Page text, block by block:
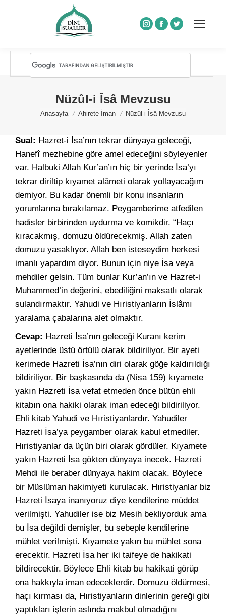
Instagram
Facebook
Twitter
Nüzûl-i Îsâ Mevzusu
You are here:
Anasayfa Ahirete İman Nüzûl-i Îsâ Mevzusu
Sual: Hazret-i İsa’nın tekrar dünyaya geleceği,
Hanefî mezhebine göre amel edeceğini söyleyenler
var. Halbuki Allah Kur’an’ın hiç bir yerinde İsa’yı
tekrar diriltip kıyamet alâmeti olarak yollayacağım
demiyor. Bu kadar önemli bir konu insanların
yorumlarına bırakılamaz. Peygamberime atfedilen
hadisler birbirinden uydurma ve komikdir. “Haçı
kıracakmış, domuzu öldürecekmiş. Allah zaten
domuzu yasaklıyor. Allah ben isteseydim herkesi
imanlı yapardım diyor. Bunun için niye İsa veya
mehdiler gelsin. Tüm bunlar Kur’an’ın ve Hazret-i
Muhammed’in değerini, ebediliğini maksatlı olarak
sulandırmaktır. Yahudi ve Hıristiyanların İslâmı
yaralama çabalarına alet olmaktır.
Cevap: Hazreti İsa’nın geleceği Kuranı kerim
ayetlerinde üstü örtülü olarak bildiriliyor. Bir ayeti
kerimede Hazreti İsa’nın diri olarak göğe kaldırıldığı
bildiriliyor. Bir başkasında da (Nisa 159) kıyamete
yakın Hazreti İsa vefat etmeden önce bütün ehli
kitabın ona hakiki olarak iman edeceği bildiriliyor.
Ehli kitab Yahudi ve Hıristiyanlardır. Yahudiler
Hazreti İsa’ya peygamber olarak kabul etmediler.
Hıristiyanlar da üçün biri olarak gördüler. Kıyamete
yakın Hazreti İsa gökten dünyaya inecek. Hazreti
Mehdi ile beraber dünyaya hakim olacak. Böylece
bir Müslüman hakimiyeti kurulacak. Hıristiyanlar biz
Hazreti İsaya inanıyoruz diye kendilerine müddet
verilmişti. Yahudiler ise biz Mesih bekliyorduk ama
bu İsa değildi demişler, bu sebeple kendilerine
mühlet verilmişti. Kıyamete yakın bu mühlet sona
erecektir. Hazreti İsa her iki taifeye de hakikati
bildirecektir. Böylece Ehli kitab bu hakikati görüp
ona hakkıyla iman edeceklerdir. Domuzu öldürmesi,
haçı kırması da, Hıristiyanların dinlerinin gereği gibi
yaptıkları işlerin aslında makbul olmadığını